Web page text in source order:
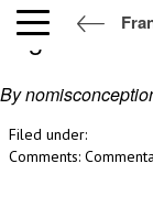
angel ailes
By
Filed under:
Comments: